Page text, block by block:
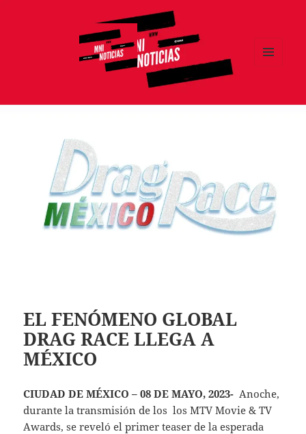
EL FENÓMENO GLOBAL
DRAG RACE LLEGA A
MÉXICO
CIUDAD DE MÉXICO – 08 DE MAYO, 2023- Anoche,
durante la transmisión de los los MTV Movie & TV
Awards, se reveló el primer teaser de la esperada